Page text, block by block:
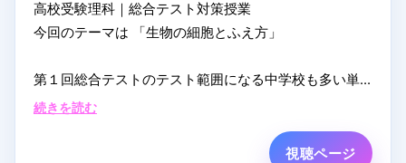
期講習 #ライブ授業 #受験勉強 #共通テスト
高校受験理科｜総合テスト対策授業
今回のテーマは 「生物の細胞とふえ方」
第１回総合テストのテスト範囲になる中学校も多い単
元です。
続きを読む
視聴ページ